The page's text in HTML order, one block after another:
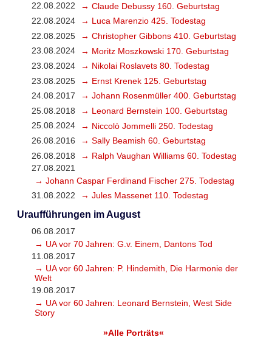
22.08.2022
→ Claude Debussy 160. Geburtstag
22.08.2024
→ Luca Marenzio 425. Todestag
22.08.2025
→ Christopher Gibbons 410. Geburtstag
23.08.2024
→ Moritz Moszkowski 170. Geburtstag
23.08.2024
→ Nikolai Roslavets 80. Todestag
23.08.2025
→ Ernst Krenek 125. Geburtstag
24.08.2017
→ Johann Rosenmüller 400. Geburtstag
25.08.2018
→ Leonard Bernstein 100. Geburtstag
25.08.2024
→ Niccolò Jommelli 250. Todestag
26.08.2016
→ Sally Beamish 60. Geburtstag
26.08.2018
→ Ralph Vaughan Williams 60. Todestag
27.08.2021
→ Johann Caspar Ferdinand Fischer 275. Todestag
31.08.2022
→ Jules Massenet 110. Todestag
Uraufführungen im August
06.08.2017
→ UA vor 70 Jahren: G.v. Einem, Dantons Tod
11.08.2017
→ UA vor 60 Jahren: P. Hindemith, Die Harmonie der
Welt
19.08.2017
→ UA vor 60 Jahren: Leonard Bernstein, West Side
Story
»Alle Porträts«